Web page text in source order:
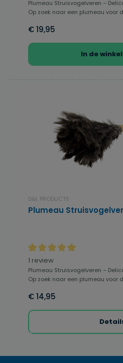
Plumeau Struisvogelveren –
Op zoek naar een plumeau voor
€ 19,95
In de
D&L PRODUCTS
Plumeau
Gemiddelde waardering van
1 review
Plumeau Struisvogelveren –
Op zoek naar een plumeau voor
€ 14,95